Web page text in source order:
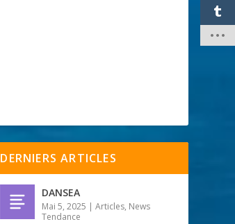
DERNIERS ARTICLES
DANSEA
Mai 5, 2025 |Articles, News
Tendance